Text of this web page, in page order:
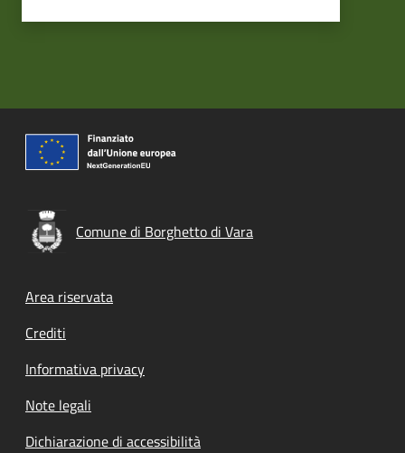
Comune di Borghetto di Vara
Footer menu
Area riservata
Crediti
Informativa privacy
Note legali
Dichiarazione di accessibilità